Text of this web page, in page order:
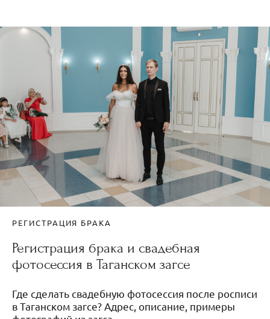
РЕГИСТРАЦИЯ БРАКА
Регистрация брака и свадебная
фотосессия в Таганском загсе
Где сделать свадебную фотосессия после росписи
в Таганском загсе? Адрес, описание, примеры